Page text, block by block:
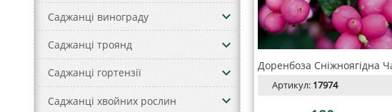
Саджанці винограду keyboard_arrow_down
Саджанці троянд keyboard_arrow_down
Саджанці гортензії keyboard_arrow_down
Саджанці хвойних рослин keyboard_arrow_down
Артикул: 17974